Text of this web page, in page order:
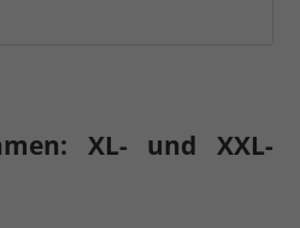
XL- und XXL-